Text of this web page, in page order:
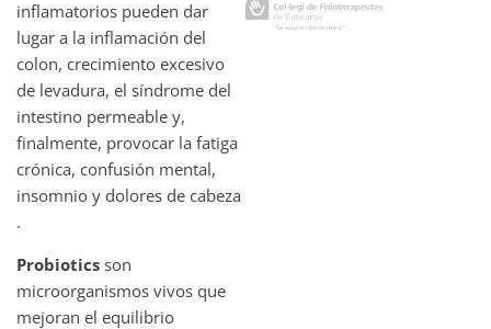
inflamatorios pueden dar
lugar a la inflamación del
colon, crecimiento excesivo
de levadura, el síndrome del
intestino permeable y,
finalmente, provocar la fatiga
crónica, confusión mental,
insomnio y dolores de cabeza
.
Probiotics son
microorganismos vivos que
mejoran el equilibrio